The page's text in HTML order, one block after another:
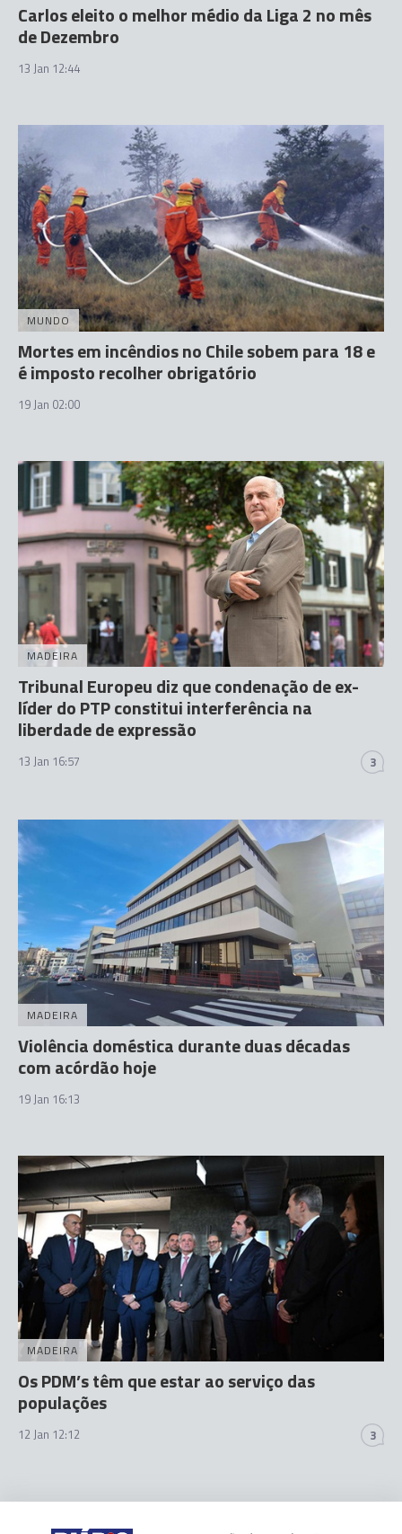
Carlos eleito o melhor médio da Liga 2 no mês
de Dezembro
13 Jan 12:44
MUNDO
Mortes em incêndios no Chile sobem para 18 e
é imposto recolher obrigatório
19 Jan 02:00
MADEIRA
Tribunal Europeu diz que condenação de ex-
líder do PTP constitui interferência na
liberdade de expressão
13 Jan 16:57 3
MADEIRA
Violência doméstica durante duas décadas
com acórdão hoje
19 Jan 16:13
MADEIRA
Os PDM’s têm que estar ao serviço das
populações
12 Jan 12:12 3